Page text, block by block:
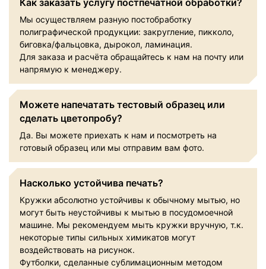
Как заказать услугу постпечатной обработки?
Мы осуществляем разную постобработку
полиграфической продукции: закругление, пикколо,
биговка/фальцовка, дырокол, ламинация.
Для заказа и расчёта обращайтесь к нам на почту или
напрямую к менеджеру.
Можете напечатать тестовый образец или
сделать цветопробу?
Да. Вы можете приехать к нам и посмотреть на
готовый образец или мы отправим вам фото.
Насколько устойчива печать?
Кружки абсолютно устойчивы к обычному мытью, но
могут быть неустойчивы к мытью в посудомоечной
машине. Мы рекомендуем мыть кружки вручную, т.к.
некоторые типы сильных химикатов могут
воздействовать на рисунок.
Футболки, сделанные сублимационным методом